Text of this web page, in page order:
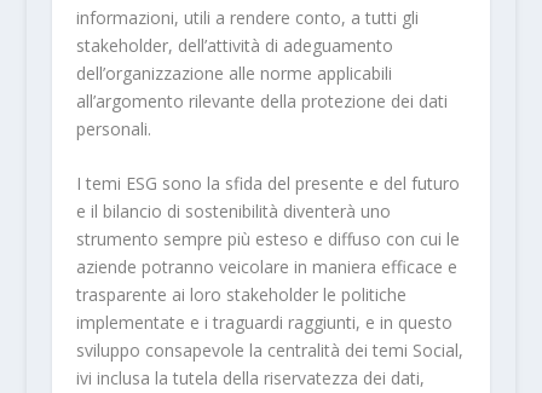
informazioni, utili a rendere conto, a tutti gli
stakeholder, dell’attività di adeguamento
dell’organizzazione alle norme applicabili
all’argomento rilevante della protezione dei dati
personali.
I temi ESG sono la sfida del presente e del futuro
e il bilancio di sostenibilità diventerà uno
strumento sempre più esteso e diffuso con cui le
aziende potranno veicolare in maniera efficace e
trasparente ai loro stakeholder le politiche
implementate e i traguardi raggiunti, e in questo
sviluppo consapevole la centralità dei temi Social,
ivi inclusa la tutela della riservatezza dei dati,